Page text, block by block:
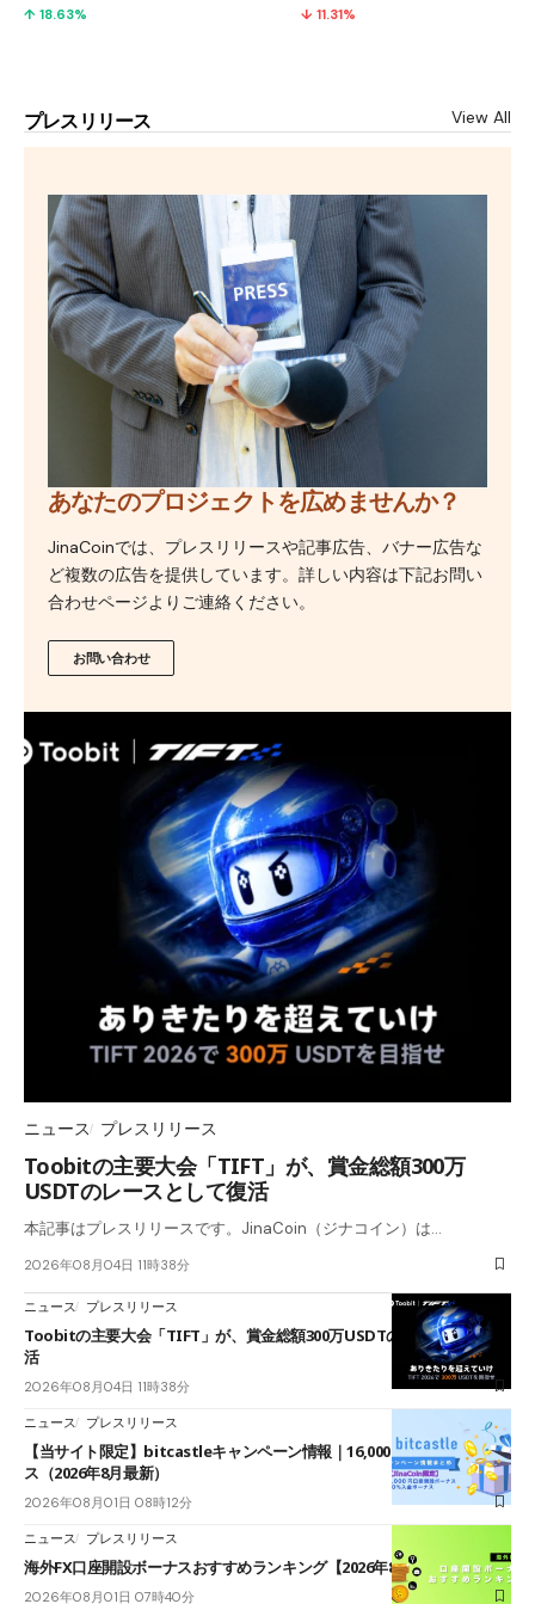
↑ 18.63% ↓ 11.31%
プレスリリース View All
あなたのプロジェクトを広めませんか？
JinaCoinでは、プレスリリースや記事広告、バナー広告な
ど複数の広告を提供しています。詳しい内容は下記お問い
合わせページよりご連絡ください。
お問い合わせ
ニュース プレスリリース
Toobitの主要大会「TIFT」が、賞金総額300万
USDTのレースとして復活
本記事はプレスリリースです。JinaCoin（ジナコイン）は…
2026年08月04日 11時38分
ニュース プレスリリース
Toobitの主要大会「TIFT」が、賞金総額300万USDTのレースとして復
活
2026年08月04日 11時38分
ニュース プレスリリース
【当サイト限定】bitcastleキャンペーン情報｜16,000円口座開設ボーナ
ス（2026年8月最新）
2026年08月01日 08時12分
ニュース プレスリリース
海外FX口座開設ボーナスおすすめランキング【2026年8月最新】
2026年08月01日 07時40分